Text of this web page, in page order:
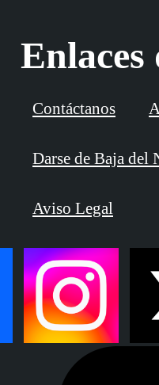
Contáctanos
Darse de Baja del
Aviso Legal